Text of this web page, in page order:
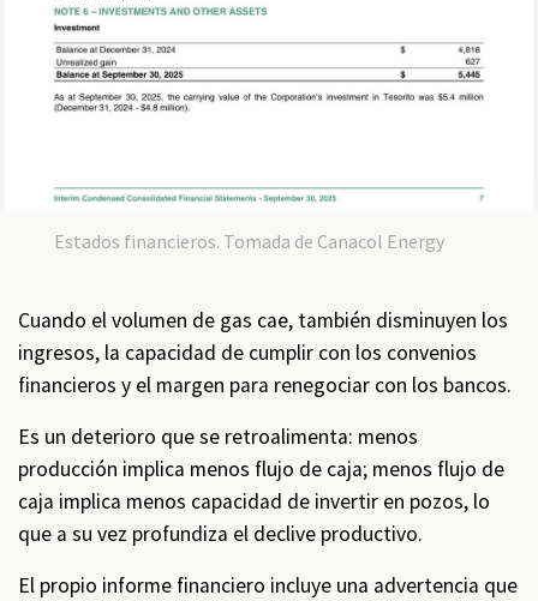
Estados financieros. Tomada de Canacol Energy
Cuando el volumen de gas cae, también disminuyen los
ingresos, la capacidad de cumplir con los convenios
financieros y el margen para renegociar con los bancos.
Es un deterioro que se retroalimenta: menos
producción implica menos flujo de caja; menos flujo de
caja implica menos capacidad de invertir en pozos, lo
que a su vez profundiza el declive productivo.
El propio informe financiero incluye una advertencia que